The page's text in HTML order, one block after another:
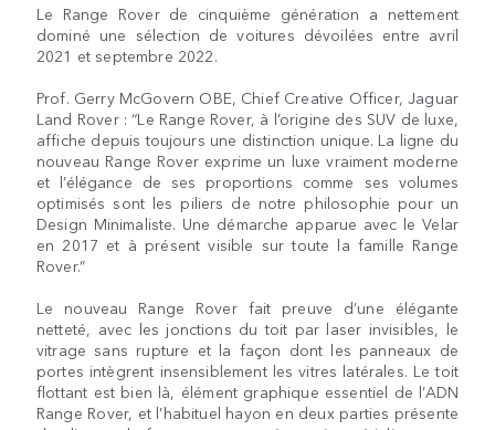
Le Range Rover de cinquième génération a nettement
dominé une sélection de voitures dévoilées entre avril
2021 et septembre 2022.
Prof. Gerry McGovern OBE, Chief Creative Officer, Jaguar
Land Rover : “Le Range Rover, à l’origine des SUV de luxe,
affiche depuis toujours une distinction unique. La ligne du
nouveau Range Rover exprime un luxe vraiment moderne
et l’élégance de ses proportions comme ses volumes
optimisés sont les piliers de notre philosophie pour un
Design Minimaliste. Une démarche apparue avec le Velar
en 2017 et à présent visible sur toute la famille Range
Rover.”
Le nouveau Range Rover fait preuve d’une élégante
netteté, avec les jonctions du toit par laser invisibles, le
vitrage sans rupture et la façon dont les panneaux de
portes intègrent insensiblement les vitres latérales. Le toit
flottant est bien là, élément graphique essentiel de l’ADN
Range Rover, et l’habituel hayon en deux parties présente